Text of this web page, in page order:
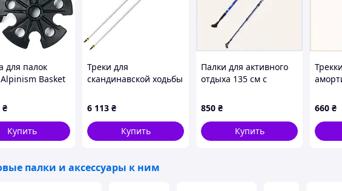
для палок
Basket
₴
Купить
Треки для
скандинавской ходьбы
(S25 23)
6 113 ₴
Купить
Палки для активного
отдыха 135 см с
амортизации
H80C60T024
850 ₴
Купить
660 ₴
палки и аксессуары к ним